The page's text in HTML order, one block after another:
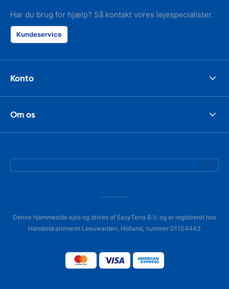
Har du brug for hjælp? Så kontakt vores lejespecialister.
Kundeservice
Konto
Om os
Denne hjemmeside ejes og drives af EasyTerra B.V. og er registreret hos
Handelskammeret Leeuwarden, Holland, nummer 01104443